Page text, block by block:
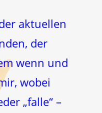
aktuellen
der
wenn und
wobei
„falle“ –